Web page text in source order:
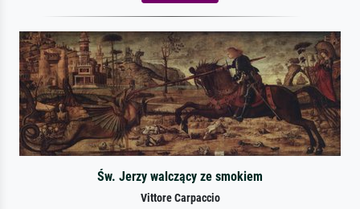
Św. Jerzy walczący ze smokiem
Vittore Carpaccio